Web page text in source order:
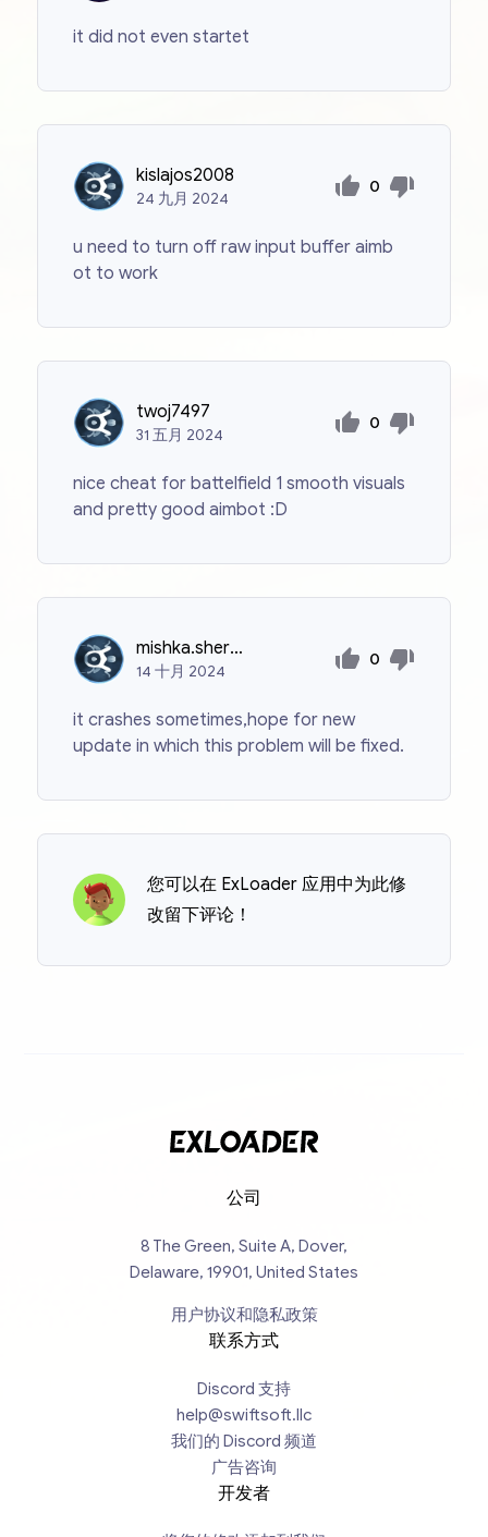
it did not even startet
kislajos2008
24 九月 2024
0
u need to turn off raw input buffer aimb
ot to work
twoj7497
31 五月 2024
0
nice cheat for battelfield 1 smooth visuals
and pretty good aimbot :D
mishka.shervashidze13
14十月 2024
0
it crashes sometimes,hope for new
update in which this problem will be fixed.
您可以在 ExLoader 应用中为此修
改留下评论！
公司
8 The Green, Suite A, Dover,
Delaware, 19901, United States
用户协议和隐私政策
联系方式
Discord 支持
help@swiftsoft.llc
我们的 Discord 频道
广告咨询
开发者